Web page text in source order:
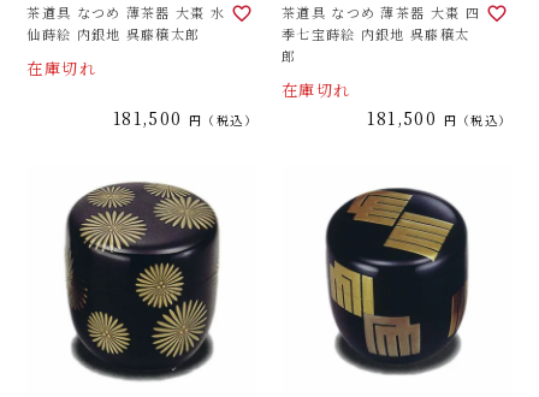
茶道具 なつめ 薄茶器 大棗 水
仙蒔絵 内銀地 呉藤穣太郎
在庫切れ
181,500 税込
茶道具 なつめ 薄茶器 大棗 四
季七宝蒔絵 内銀地 呉藤穣太
郎
在庫切れ
181,500 税込